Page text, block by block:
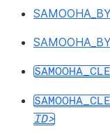
ID